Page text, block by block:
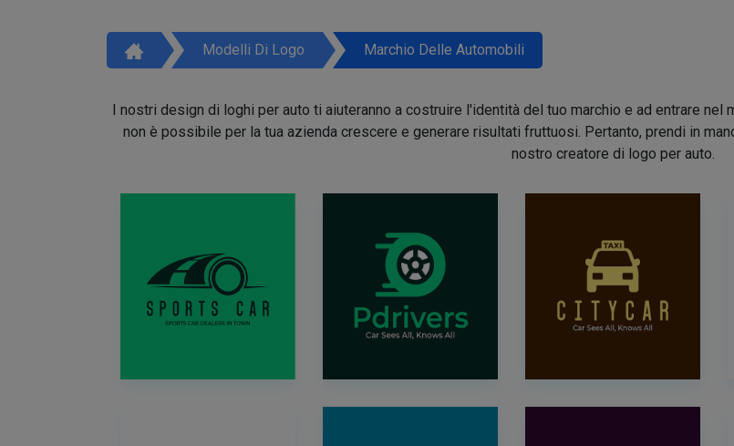
Modelli Di Logo Marchio Delle Automobili
I nostri design di loghi per auto ti aiuteranno a costruire l'identità del tuo marchio e ad entrare nel
non è possibile per la tua azienda crescere e generare risultati fruttuosi. Pertanto, prendi in
nostro creatore di logo per auto.